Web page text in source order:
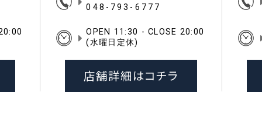
048-793-6777
OPEN 11:30 - CLOSE 20:00
(水曜日定休)
店舗詳細はコチラ